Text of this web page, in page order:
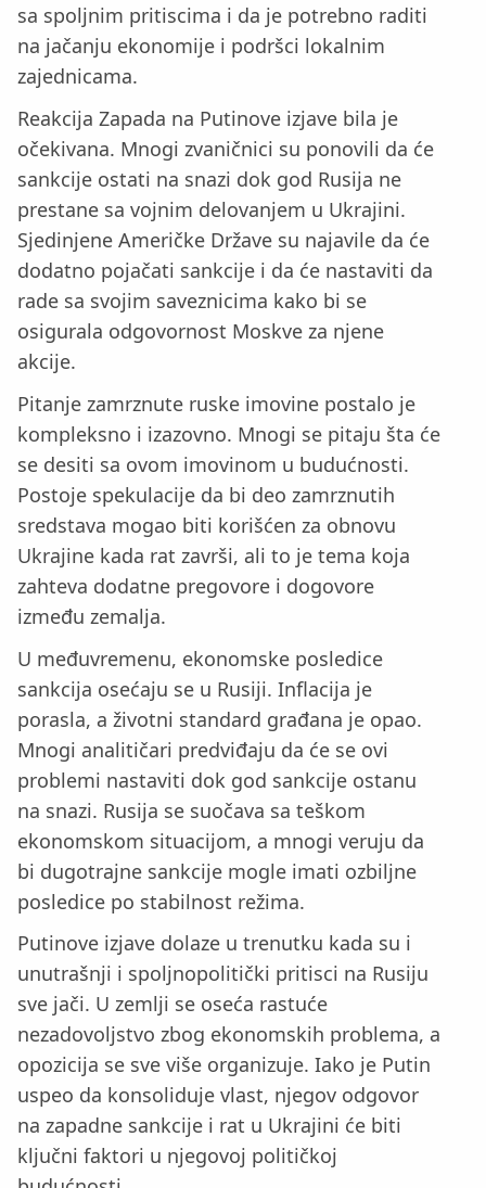
sa spoljnim pritiscima i da je potrebno raditi
na jačanju ekonomije i podršci lokalnim
zajednicama.
Reakcija Zapada na Putinove izjave bila je
očekivana. Mnogi zvaničnici su ponovili da će
sankcije ostati na snazi dok god Rusija ne
prestane sa vojnim delovanjem u Ukrajini.
Sjedinjene Američke Države su najavile da će
dodatno pojačati sankcije i da će nastaviti da
rade sa svojim saveznicima kako bi se
osigurala odgovornost Moskve za njene
akcije.
Pitanje zamrznute ruske imovine postalo je
kompleksno i izazovno. Mnogi se pitaju šta će
se desiti sa ovom imovinom u budućnosti.
Postoje spekulacije da bi deo zamrznutih
sredstava mogao biti korišćen za obnovu
Ukrajine kada rat završi, ali to je tema koja
zahteva dodatne pregovore i dogovore
između zemalja.
U međuvremenu, ekonomske posledice
sankcija osećaju se u Rusiji. Inflacija je
porasla, a životni standard građana je opao.
Mnogi analitičari predviđaju da će se ovi
problemi nastaviti dok god sankcije ostanu
na snazi. Rusija se suočava sa teškom
ekonomskom situacijom, a mnogi veruju da
bi dugotrajne sankcije mogle imati ozbiljne
posledice po stabilnost režima.
Putinove izjave dolaze u trenutku kada su i
unutrašnji i spoljnopolitički pritisci na Rusiju
sve jači. U zemlji se oseća rastuće
nezadovoljstvo zbog ekonomskih problema, a
opozicija se sve više organizuje. Iako je Putin
uspeo da konsoliduje vlast, njegov odgovor
na zapadne sankcije i rat u Ukrajini će biti
ključni faktori u njegovoj političkoj